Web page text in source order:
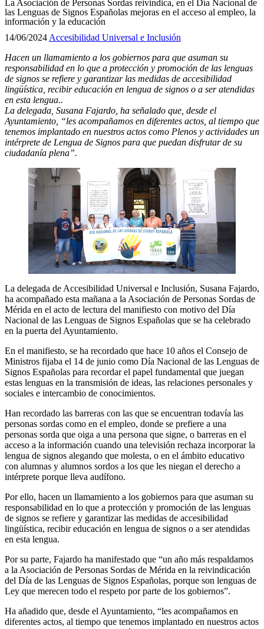
La Asociación de Personas Sordas reivindica, en el Día Nacional de
las Lenguas de Signos Españolas mejoras en el acceso al empleo, la
información y la educación
14/06/2024Accesibilidad Universal e Inclusión
Hacen un llamamiento a los gobiernos para que asuman su
responsabilidad en lo que a protección y promoción de las lenguas
de signos se refiere y garantizar las medidas de accesibilidad
lingüística, recibir educación en lengua de signos o a ser atendidas
en esta lengua..
La delegada, Susana Fajardo, ha señalado que, desde el
Ayuntamiento, “les acompañamos en diferentes actos, al tiempo que
tenemos implantado en nuestros actos como Plenos y actividades un
intérprete de Lengua de Signos para que puedan disfrutar de su
ciudadanía plena”.
La delegada de Accesibilidad Universal e Inclusión, Susana Fajardo,
ha acompañado esta mañana a la Asociación de Personas Sordas de
Mérida en el acto de lectura del manifiesto con motivo del Día
Nacional de las Lenguas de Signos Españolas que se ha celebrado
en la puerta del Ayuntamiento.
En el manifiesto, se ha recordado que hace 10 años el Consejo de
Ministros fijaba el 14 de junio como Día Nacional de las Lenguas de
Signos Españolas para recordar el papel fundamental que juegan
estas lenguas en la transmisión de ideas, las relaciones personales y
sociales e intercambio de conocimientos.
Han recordado las barreras con las que se encuentran todavía las
personas sordas como en el empleo, donde se prefiere a una
personas sorda que oiga a una persona que signe, o barreras en el
acceso a la información cuando una televisión rechaza incorporar la
lengua de signos alegando que molesta, o en el ámbito educativo
con alumnas y alumnos sordos a los que les niegan el derecho a
intérprete porque lleva audífono.
Por ello, hacen un llamamiento a los gobiernos para que asuman su
responsabilidad en lo que a protección y promoción de las lenguas
de signos se refiere y garantizar las medidas de accesibilidad
lingüística, recibir educación en lengua de signos o a ser atendidas
en esta lengua.
Por su parte, Fajardo ha manifestado que “un año más respaldamos
a la Asociación de Personas Sordas de Mérida en la reivindicación
del Día de las Lenguas de Signos Españolas, porque son lenguas de
Ley que merecen todo el respeto por parte de los gobiernos”.
Ha añadido que, desde el Ayuntamiento, “les acompañamos en
diferentes actos, al tiempo que tenemos implantado en nuestros actos